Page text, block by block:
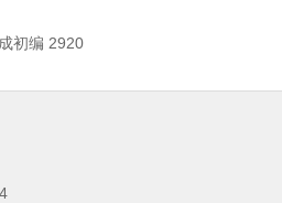
初编 2920